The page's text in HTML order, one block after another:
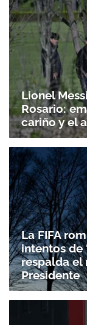
Lionel
Rosario:
cariño y el
La FIFA
intentos de
respalda el
Presidente